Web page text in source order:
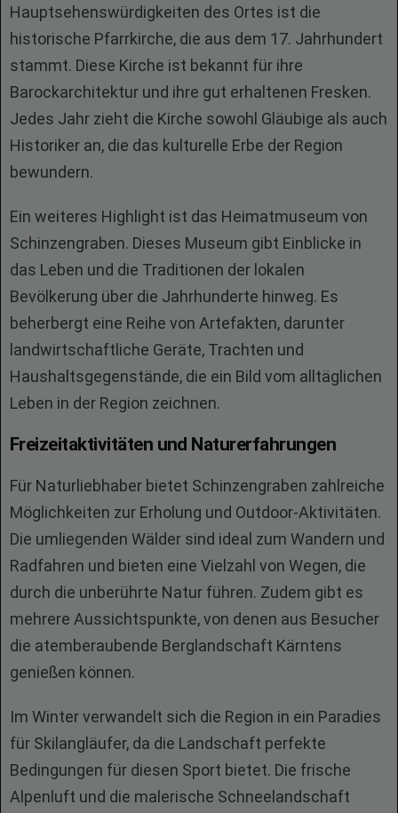
Hauptsehenswürdigkeiten des Ortes ist die
historische Pfarrkirche, die aus dem 17. Jahrhundert
stammt. Diese Kirche ist bekannt für ihre
Barockarchitektur und ihre gut erhaltenen Fresken.
Jedes Jahr zieht die Kirche sowohl Gläubige als auch
Historiker an, die das kulturelle Erbe der Region
bewundern.
Ein weiteres Highlight ist das Heimatmuseum von
Schinzengraben. Dieses Museum gibt Einblicke in
das Leben und die Traditionen der lokalen
Bevölkerung über die Jahrhunderte hinweg. Es
beherbergt eine Reihe von Artefakten, darunter
landwirtschaftliche Geräte, Trachten und
Haushaltsgegenstände, die ein Bild vom alltäglichen
Leben in der Region zeichnen.
Freizeitaktivitäten und Naturerfahrungen
Für Naturliebhaber bietet Schinzengraben zahlreiche
Möglichkeiten zur Erholung und Outdoor-Aktivitäten.
Die umliegenden Wälder sind ideal zum Wandern und
Radfahren und bieten eine Vielzahl von Wegen, die
durch die unberührte Natur führen. Zudem gibt es
mehrere Aussichtspunkte, von denen aus Besucher
die atemberaubende Berglandschaft Kärntens
genießen können.
Im Winter verwandelt sich die Region in ein Paradies
für Skilangläufer, da die Landschaft perfekte
Bedingungen für diesen Sport bietet. Die frische
Alpenluft und die malerische Schneelandschaft